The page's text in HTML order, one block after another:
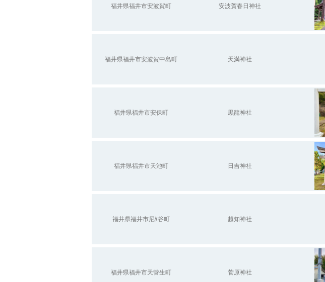
福井県福井市安波賀町 安波賀春日神社
福井県福井市安波賀中島町 天満神社
福井県福井市安保町 黒龍神社
福井県福井市天池町 日吉神社
福井県福井市尼ｹ谷町 越知神社
福井県福井市天菅生町 菅原神社